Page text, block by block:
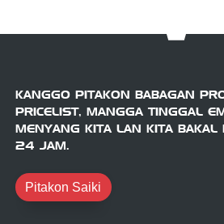
KANGGO PITAKON BABAGAN
PRICELIST, MANGGA TINGGAL
MENYANG KITA LAN KITA BAKAL
24 JAM.
Pitakon Saiki